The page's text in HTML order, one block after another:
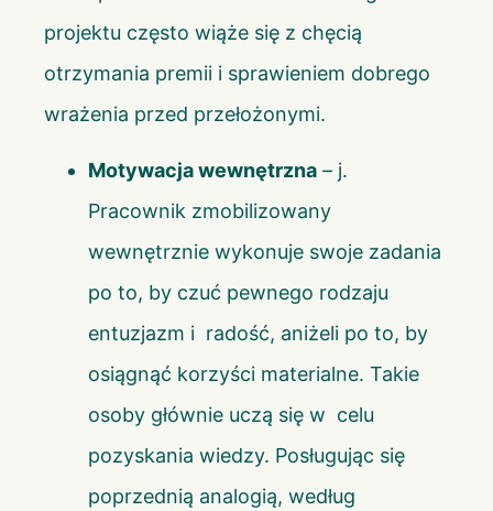
projektu często wiąże się z chęcią
otrzymania premii i sprawieniem dobrego
wrażenia przed przełożonymi.
Motywacja wewnętrzna – j.
Pracownik zmobilizowany
wewnętrznie wykonuje swoje zadania
po to, by czuć pewnego rodzaju
entuzjazm i radość, aniżeli po to, by
osiągnąć korzyści materialne. Takie
osoby głównie uczą się w celu
pozyskania wiedzy. Posługując się
poprzednią analogią, według